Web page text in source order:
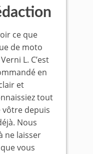
ce que
de moto
L. C’est
en
et
tout
vôtre depuis
Nous
ne laisser
vous